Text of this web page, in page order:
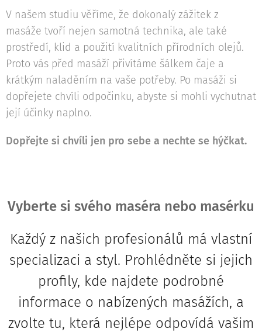
V našem studiu věříme, že dokonalý zážitek z
masáže tvoří nejen samotná technika, ale také
prostředí, klid a použití kvalitních přírodních olejů.
Proto vás před masáží přivítáme šálkem čaje a
krátkým naladěním na vaše potřeby. Po masáži si
dopřejete chvíli odpočinku, abyste si mohli vychutnat
její účinky naplno.
Dopřejte si chvíli jen pro sebe a nechte se hýčkat.
Vyberte si svého maséra nebo masérku
Každý z našich profesionálů má vlastní
specializaci a styl. Prohlédněte si jejich
profily, kde najdete podrobné
informace o nabízených masážích, a
zvolte tu, která nejlépe odpovídá vašim